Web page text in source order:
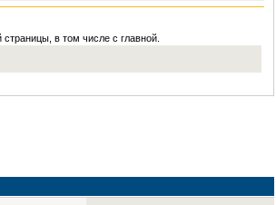
в том числе с главной.